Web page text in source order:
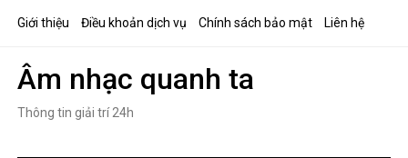
Giới thiệu Điều khoản dịch vụ Chính sách bảo mật Liên hệ
Âm nhạc quanh ta
Thông tin giải trí 24h